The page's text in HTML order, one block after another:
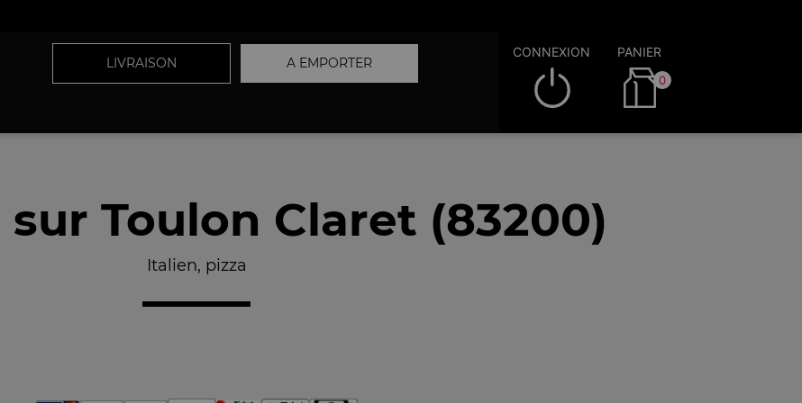
LIVRAISON A EMPORTER
CONNEXION PANIER
0
Toulon Claret (83200)
Italien, pizza